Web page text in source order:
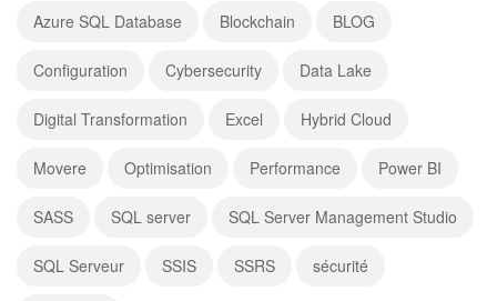
Azure SQL Database Blockchain BLOG
Configuration Cybersecurity Data Lake
Digital Transformation Excel Hybrid Cloud
Movere Optimisation Performance Power BI
SASS SQL server SQL Server Management Studio
SQL Serveur SSIS SSRS sécurité